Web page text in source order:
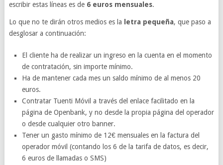
escribir estas líneas es de 6 euros mensuales.
Lo que no te dirán otros medios es la letra pequeña, que paso a
desglosar a continuación:
El cliente ha de realizar un ingreso en la cuenta en el momento
de contratación, sin importe mínimo.
Ha de mantener cada mes un saldo mínimo de al menos 20
euros.
Contratar Tuenti Móvil a través del enlace facilitado en la
página de Openbank, y no desde la propia página del operador
o desde cualquier otro banner.
Tener un gasto mínimo de 12€ mensuales en la factura del
operador móvil (contando los 6 de la tarifa de datos, es decir,
6 euros de llamadas o SMS)